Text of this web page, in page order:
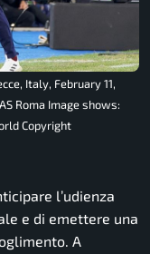
Italy, February 11,
Roma Image shows:
Copyright
l’udienza
e di emettere una
A